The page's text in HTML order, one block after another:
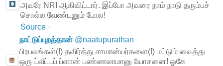
அவரே NRI ஆகிவிட்டார். இப்போ அவரை நாம் நாடு தரும்பச்
சொல்ல வேண்டனும் போல!
Source ·
நாட்டுப்புறத்தான் @naatupurathan
பிரபலங்கள்(!) தவிர்த்து சாமான்யர்களை(!) மட்டும் வைத்து
ஒரு ட்வீட்டப் ப்ளான் பண்ணலாமானு யோசனை! ஓகே